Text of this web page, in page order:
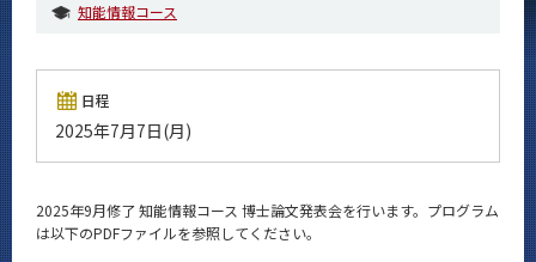
知能情報コース
日程
2025年7月7日(月)
2025年9月修了 知能情報コース 博士論文発表会を行います。プログラム
は以下のPDFファイルを参照してください。
入学案内
Admissions
イベントカレンダー